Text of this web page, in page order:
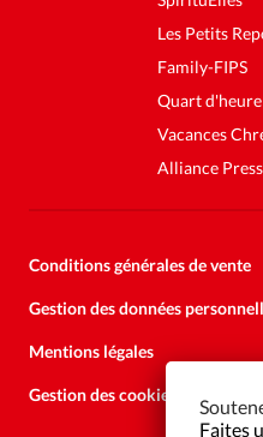
Les Petits
Family-FIPS
Quart
Vacances
Alliance
Conditions générales de vente
Gestion des données
Mentions légales
Gestion des cookies
Faites